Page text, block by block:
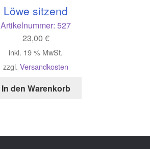
Löwe sitzend
Artikelnummer: 527
23,00 €
inkl. 19 % MwSt.
zzgl. Versandkosten
In den Warenkorb